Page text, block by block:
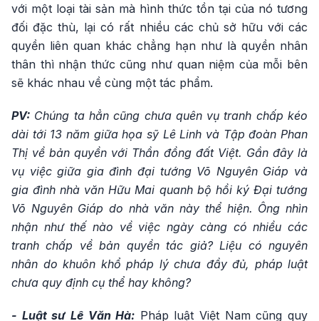
với một loại tài sản mà hình thức tồn tại của nó tương
đối đặc thù, lại có rất nhiều các chủ sở hữu với các
quyền liên quan khác chẳng hạn như là quyền nhân
thân thì nhận thức cũng như quan niệm của mỗi bên
sẽ khác nhau về cùng một tác phẩm.
PV: Chúng ta hẳn cũng chưa quên vụ tranh chấp kéo
dài tới 13 năm giữa họa sỹ Lê Linh và Tập đoàn Phan
Thị về bản quyền với Thần đồng đất Việt. Gần đây là
vụ việc giữa gia đình đại tướng Võ Nguyên Giáp và
gia đình nhà văn Hữu Mai quanh bộ hồi ký Đại tướng
Võ Nguyên Giáp do nhà văn này thể hiện. Ông nhìn
nhận như thế nào về việc ngày càng có nhiều các
tranh chấp về bản quyền tác giả? Liệu có nguyên
nhân do khuôn khổ pháp lý chưa đầy đủ, pháp luật
chưa quy định cụ thể hay không?
- Luật sư Lê Văn Hà: Pháp luật Việt Nam cũng quy